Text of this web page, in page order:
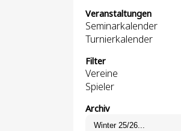
Veranstaltungen
Seminarkalender
Turnierkalender
Filter
Vereine
Spieler
Archiv